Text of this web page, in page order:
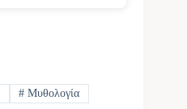
# Μυθολογία